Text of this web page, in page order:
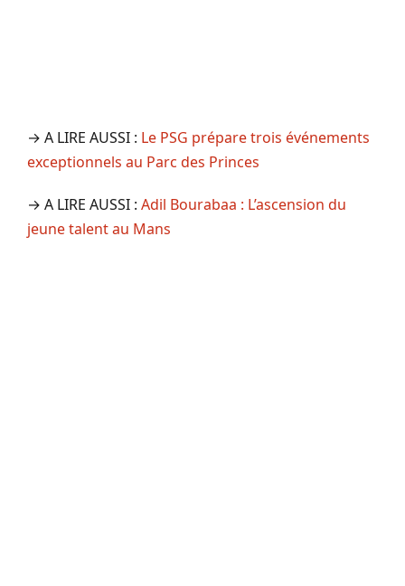
→ A LIRE AUSSI : Le PSG prépare trois événements
exceptionnels au Parc des Princes
→ A LIRE AUSSI : Adil Bourabaa : L’ascension du
jeune talent au Mans